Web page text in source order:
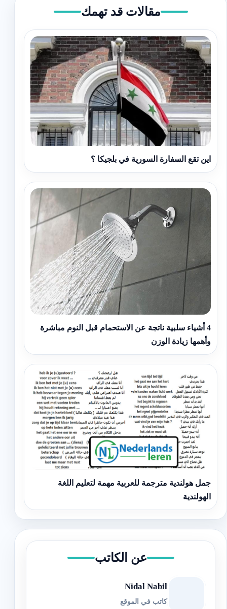
مقالات قد تهمك
اين تقع السفارة السورية في بلجيكا ؟
4 أشياء سلبية ناتجة عن الاستحمام قبل النوم مباشرة
وأهمها زيادة الوزن
جمل هولندية مترجمة للعربية مهمة لتعليم اللغة
الهولندية
عن الكاتب
Nidal Nabil
كاتب في الموقع